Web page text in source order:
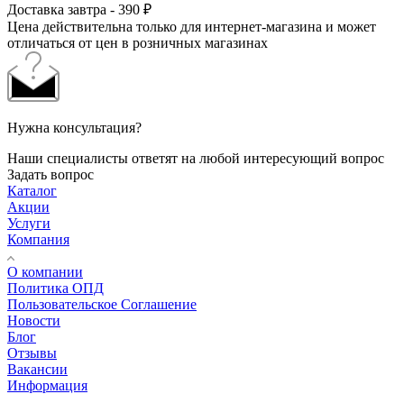
Доставка завтра - 390 ₽
Цена действительна только для интернет-магазина и может
отличаться от цен в розничных магазинах
Нужна консультация?
Наши специалисты ответят на любой интересующий вопрос
Задать вопрос
Каталог
Акции
Услуги
Компания
О компании
Политика ОПД
Пользовательское Соглашение
Новости
Блог
Отзывы
Вакансии
Информация